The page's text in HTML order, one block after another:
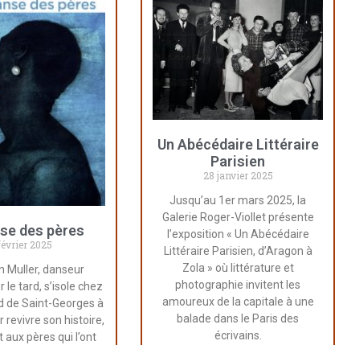
des pères
2025
Muller, danseur
le tard, s’isole chez
de Saint-Georges à
revivre son histoire,
aux pères qui l’ont
Un Abécédaire Littéraire
Parisien
28 janvier 2025
Jusqu’au 1er mars 2025, la
Galerie Roger-Viollet présente
l’exposition « Un Abécédaire
Littéraire Parisien, d’Aragon à
Zola » où littérature et
photographie invitent les
amoureux de la capitale à une
balade dans le Paris des
écrivains.